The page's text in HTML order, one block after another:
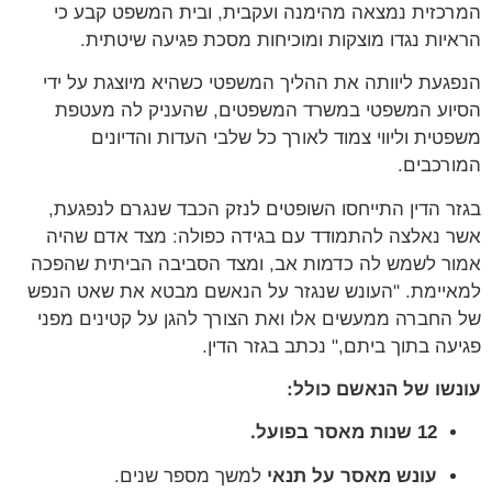
המרכזית נמצאה מהימנה ועקבית, ובית המשפט קבע כי
הראיות נגדו מוצקות ומוכיחות מסכת פגיעה שיטתית.
הנפגעת ליוותה את ההליך המשפטי כשהיא מיוצגת על ידי
הסיוע המשפטי במשרד המשפטים, שהעניק לה מעטפת
משפטית וליווי צמוד לאורך כל שלבי העדות והדיונים
המורכבים.
בגזר הדין התייחסו השופטים לנזק הכבד שנגרם לנפגעת,
אשר נאלצה להתמודד עם בגידה כפולה: מצד אדם שהיה
אמור לשמש לה כדמות אב, ומצד הסביבה הביתית שהפכה
למאיימת. "העונש שנגזר על הנאשם מבטא את שאט הנפש
של החברה ממעשים אלו ואת הצורך להגן על קטינים מפני
פגיעה בתוך ביתם," נכתב בגזר הדין.
עונשו של הנאשם כולל:
12 שנות מאסר בפועל.
עונש מאסר על תנאי למשך מספר שנים.